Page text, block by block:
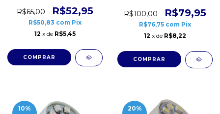
R$65,00
R$52,95
R$50,83 com Pix
12 x de R$5,45
Gauss
R$100,00 R$79,95
R$76,75 com Pix
12 x de R$8,22
10%
20%